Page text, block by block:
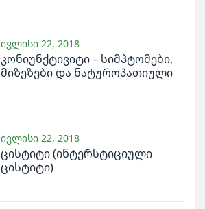
საშუალებებით
კონიუნქტივიტი – სიმპტომები,
მიზეზები და ნატუროპათიული
ივლისი 22, 2018
ცისტიტი (ინტერსტიციული
ცისტიტი)
ივლისი 22, 2018